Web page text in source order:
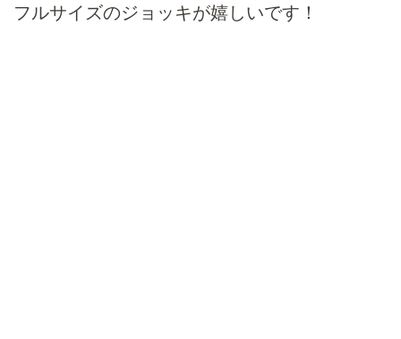
フルサイズのジョッキが嬉しいです！